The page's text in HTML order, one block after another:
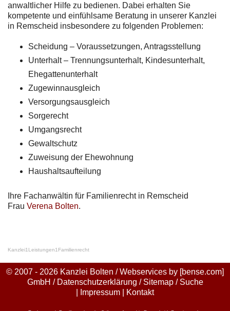
anwaltlicher Hilfe zu bedienen. Dabei erhalten Sie
kompetente und einfühlsame Beratung in unserer Kanzlei
in Remscheid insbesondere zu folgenden Problemen:
Scheidung – Voraussetzungen, Antragsstellung
Unterhalt – Trennungsunterhalt, Kindesunterhalt,
Ehegattenunterhalt
Zugewinnausgleich
Versorgungsausgleich
Sorgerecht
Umgangsrecht
Gewaltschutz
Zuweisung der Ehewohnung
Haushaltsaufteilung
Ihre Fachanwältin für Familienrecht in Remscheid
Frau Verena Bolten.
Kanzlei1 Leistungen1 Familienrecht
© 2007 - 2026 Kanzlei Bolten / Webservices by [bense.com]
GmbH / Datenschutzerklärung / Sitemap/ Suche
Impressum Kontakt